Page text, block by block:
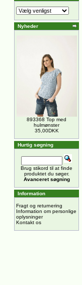
Nyheder
893368 Top med
hulmønster
35,00DKK
Hurtig søgning
Brug stikord til at finde
produktet du søger.
Avanceret søgning
Information
Fragt og returnering
Information om personlige
oplysninger
Kontakt os